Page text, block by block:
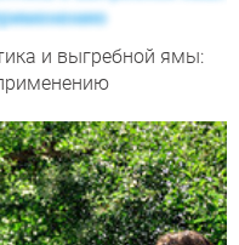
и выгребной ямы: